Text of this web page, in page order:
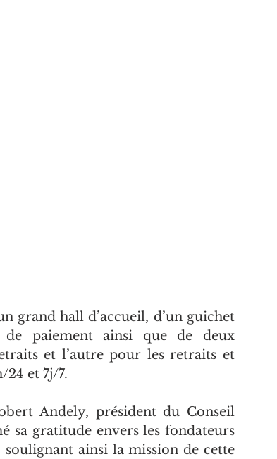
grand hall d’accueil, d’un guichet
de paiement ainsi que de deux
et l’autre pour les retraits et
et 7j/7.
Andely, président du Conseil
sa gratitude envers les fondateurs
soulignant ainsi la mission de cette